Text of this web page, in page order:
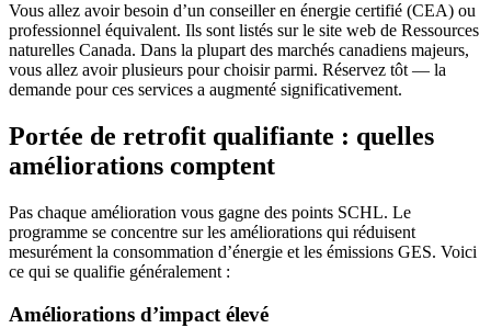
Vous allez avoir besoin d’un conseiller en énergie certifié (CEA) ou
professionnel équivalent. Ils sont listés sur le site web de Ressources
naturelles Canada. Dans la plupart des marchés canadiens majeurs,
vous allez avoir plusieurs pour choisir parmi. Réservez tôt — la
demande pour ces services a augmenté significativement.
Portée de retrofit qualifiante : quelles
améliorations comptent
Pas chaque amélioration vous gagne des points SCHL. Le
programme se concentre sur les améliorations qui réduisent
mesurément la consommation d’énergie et les émissions GES. Voici
ce qui se qualifie généralement :
Améliorations d’impact élevé